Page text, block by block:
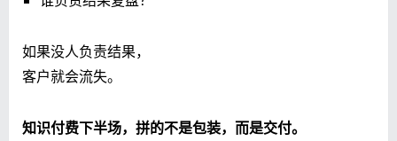
如果没人负责结果，
客户就会流失。
知识付费下半场，拼的不是包装，而是交付。